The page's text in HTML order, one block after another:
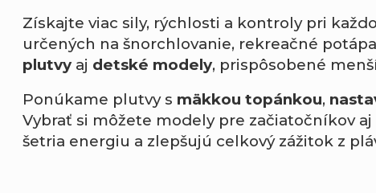
Získajte viac sily, rýchlosti a kontroly pri
určených na šnorchlovanie, rekreačné
plutvyaj detské modely, prispôsobené
Ponúkame plutvy s mäkkou topánkou,
Vybrať si môžete modely pre začiatočníkov
šetria energiu a zlepšujú celkový zážitok z